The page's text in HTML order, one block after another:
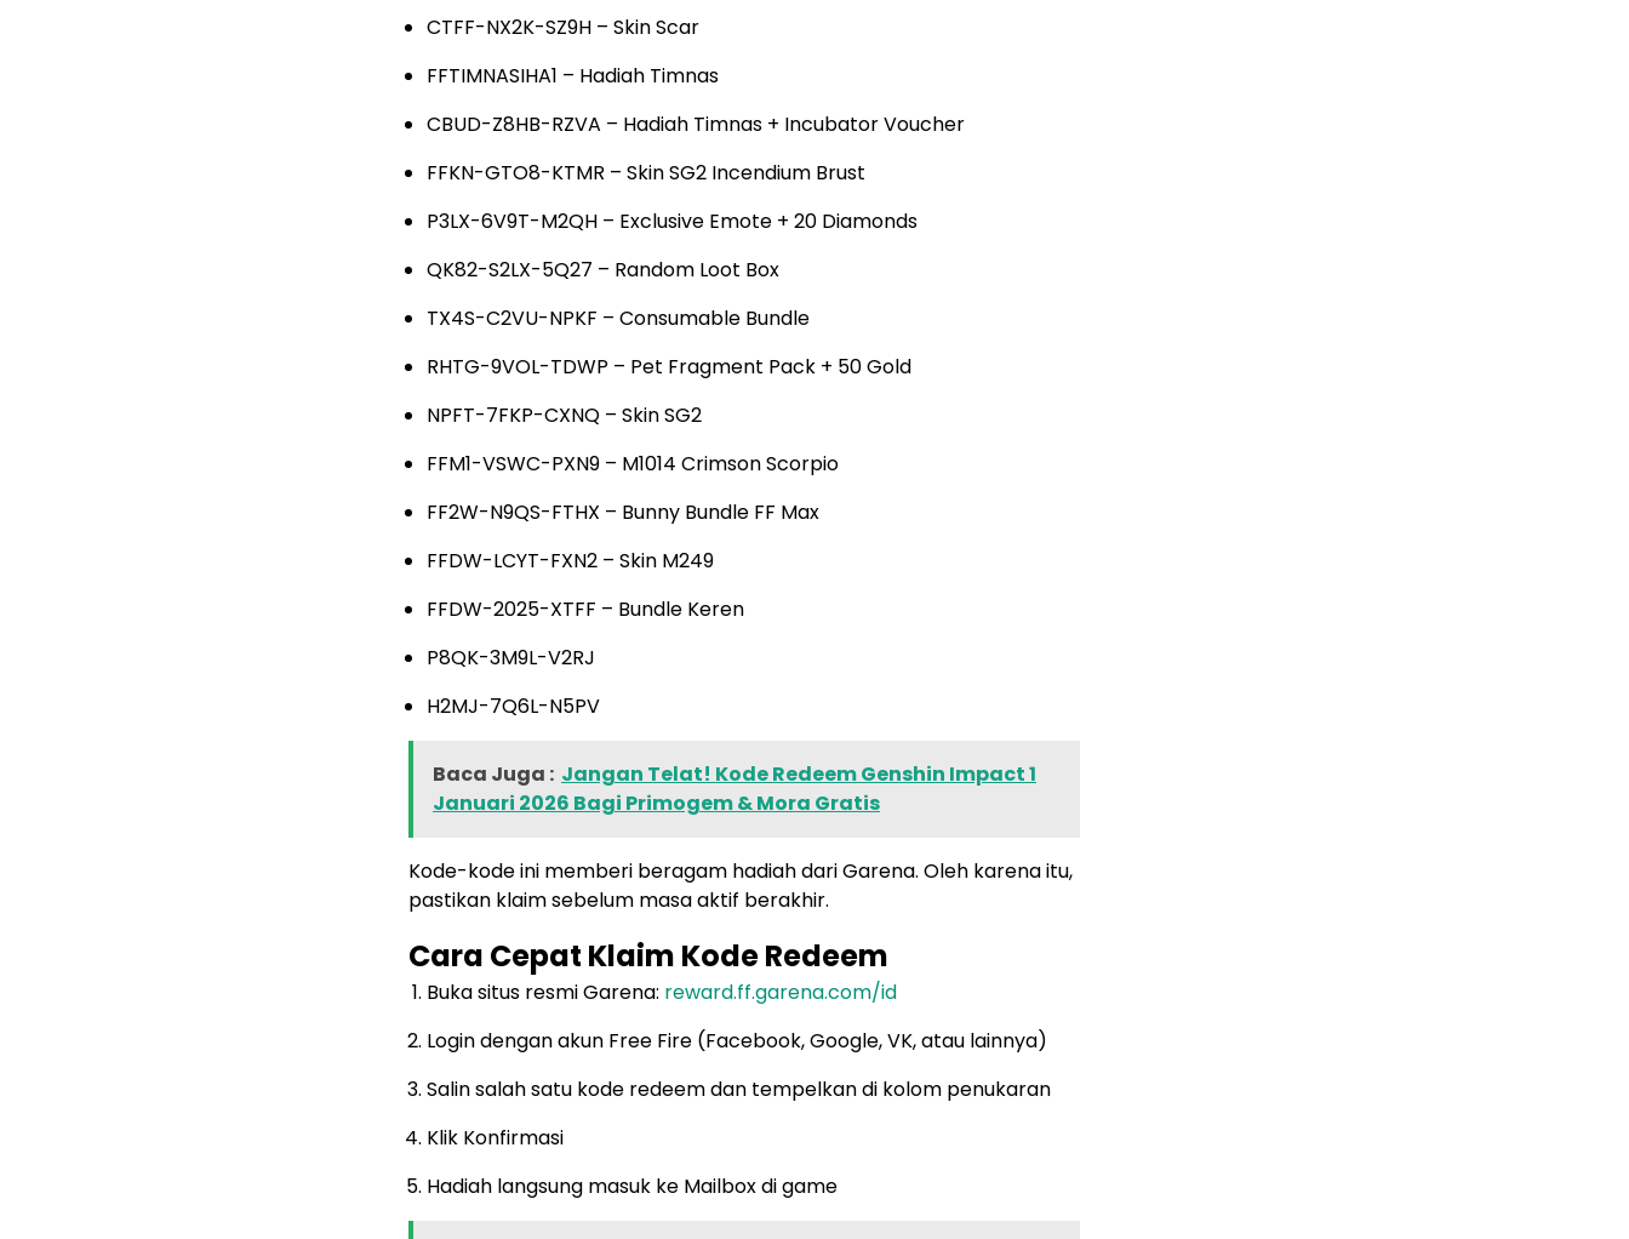
CTFF-NX2K-SZ9H – Skin Scar
FFTIMNASIHA1 – Hadiah Timnas
CBUD-Z8HB-RZVA – Hadiah Timnas + Incubator Voucher
FFKN-GTO8-KTMR – Skin SG2 Incendium Brust
P3LX-6V9T-M2QH – Exclusive Emote + 20 Diamonds
QK82-S2LX-5Q27 – Random Loot Box
TX4S-C2VU-NPKF – Consumable Bundle
RHTG-9VOL-TDWP – Pet Fragment Pack + 50 Gold
NPFT-7FKP-CXNQ – Skin SG2
FFM1-VSWC-PXN9 – M1014 Crimson Scorpio
FF2W-N9QS-FTHX – Bunny Bundle FF Max
FFDW-LCYT-FXN2 – Skin M249
FFDW-2025-XTFF – Bundle Keren
P8QK-3M9L-V2RJ
H2MJ-7Q6L-N5PV
Baca Juga : Jangan Telat! Kode Redeem Genshin Impact 1
Januari 2026 Bagi Primogem & Mora Gratis
Kode-kode ini memberi beragam hadiah dari Garena. Oleh karena itu,
pastikan klaim sebelum masa aktif berakhir.
Cara Cepat Klaim Kode Redeem
Buka situs resmi Garena: reward.ff.garena.com/id
Login dengan akun Free Fire (Facebook, Google, VK, atau lainnya)
Salin salah satu kode redeem dan tempelkan di kolom penukaran
Klik Konfirmasi
Hadiah langsung masuk ke Mailbox di game